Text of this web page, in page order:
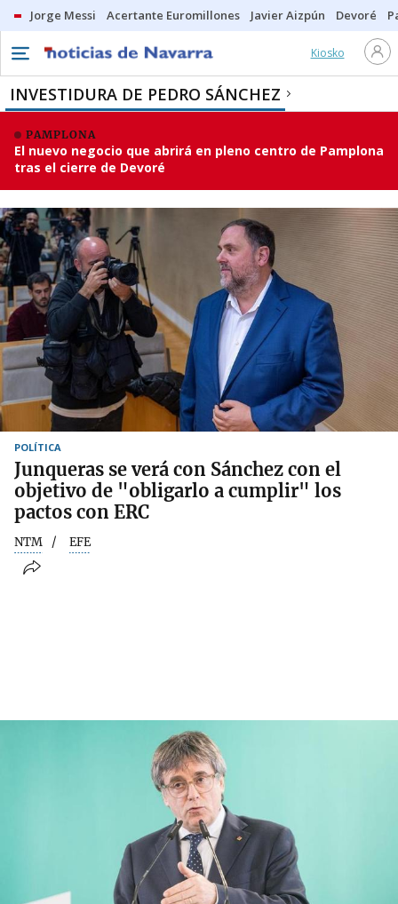
Jorge Messi Acertante Euromillones Javier Aizpún Devoré
Kiosko
INVESTIDURA DE PEDRO SÁNCHEZ
PAMPLONA
El nuevo negocio que abrirá en pleno centro de Pamplona
tras el cierre de Devoré
POLÍTICA
Junqueras se verá con Sánchez con el
objetivo de "obligarlo a cumplir" los
pactos con ERC
NTM EFE